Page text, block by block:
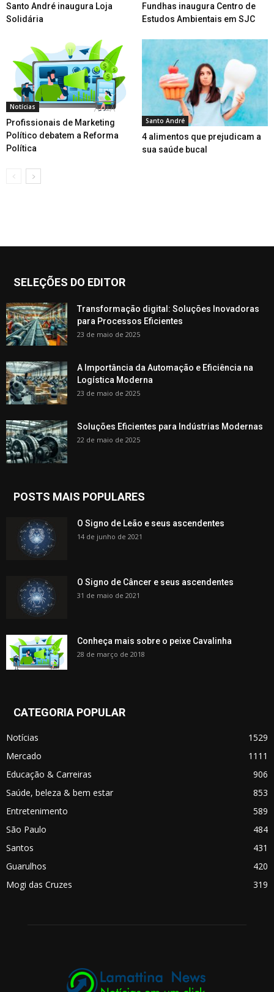
Santo André inaugura Loja
Solidária
Fundhas inaugura Centro de
Estudos Ambientais em SJC
Notícias
Profissionais de Marketing
Político debatem a Reforma
Política
Santo André
4 alimentos que prejudicam a
sua saúde bucal
SELEÇÕES DO EDITOR
Transformação digital: Soluções Inovadoras
para Processos Eficientes
23 de maio de 2025
A Importância da Automação e Eficiência na
Logística Moderna
23 de maio de 2025
Soluções Eficientes para Indústrias Modernas
22 de maio de 2025
POSTS MAIS POPULARES
O Signo de Leão e seus ascendentes
14 de junho de 2021
O Signo de Câncer e seus ascendentes
31 de maio de 2021
Conheça mais sobre o peixe Cavalinha
28 de março de 2018
CATEGORIA POPULAR
Notícias
1529
Mercado
1111
Educação & Carreiras
906
Saúde, beleza & bem estar
853
Entretenimento
589
São Paulo
484
Santos
431
Guarulhos
420
Mogi das Cruzes
319